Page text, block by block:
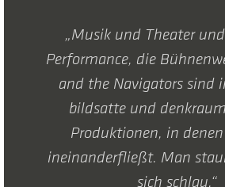
„Musik und Theater
Performance, die
and the Navigators sind
bildsatte und
Produktionen, in
ineinanderfließt. Man
sich schlau.“